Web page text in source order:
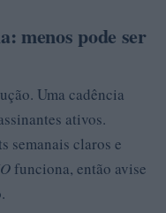
menos pode ser
Uma cadência
ativos.
semanais claros e
funciona, então avise